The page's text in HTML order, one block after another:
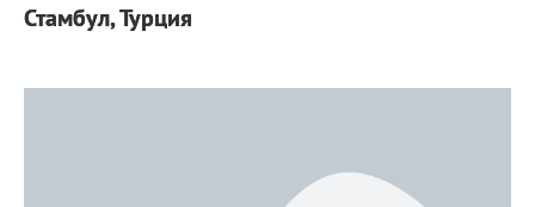
Стамбул, Турция